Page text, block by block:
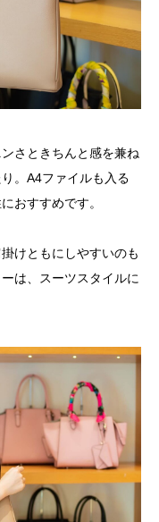
さときちんと感を兼ね
。A4ファイルも入る
おすすめです。
けともにしやすいのも
は、スーツスタイルに